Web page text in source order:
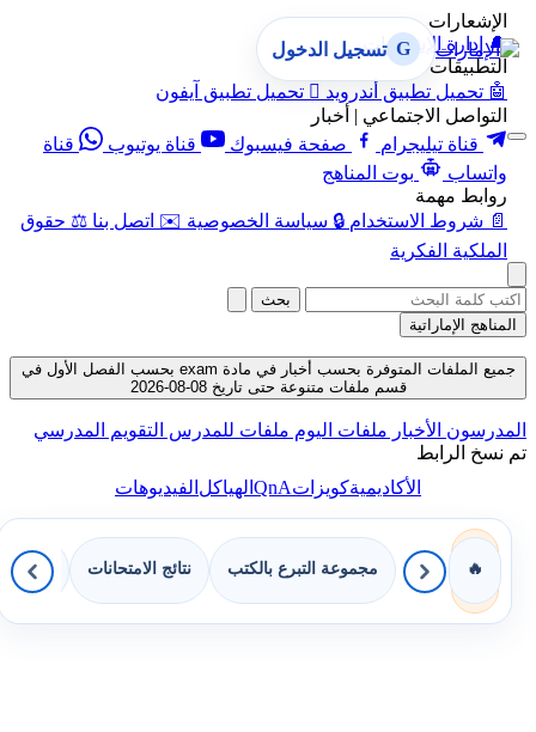
الإشعارات
🔔 إدارة الإشعارات
التطبيقات
🤖 تحميل تطبيق أندرويد  تحميل تطبيق آيفون
التواصل الاجتماعي | أخبار
قناة تيليجرام
صفحة فيسبوك قناة يوتيوب
قناة
واتساب
بوت المناهج
روابط مهمة
📄 شروط الاستخدام 🔒 سياسة الخصوصية ✉️ اتصل بنا ⚖️ حقوق
الملكية الفكرية
G تسجيل الدخول
بحث
المناهج الإماراتية
جميع الملفات المتوفرة بحسب أخبار في مادة exam بحسب الفصل الأول في
قسم ملفات متنوعة حتى تاريخ 08-08-2026
المدرسون الأخبار ملفات اليوم ملفات للمدرس التقويم المدرسي
تم نسخ الرابط
الأكاديميةكويزاتQnAالهياكلالفيديوهات
🔥 مجموعة التبرع بالكتب نتائج الامتحانات